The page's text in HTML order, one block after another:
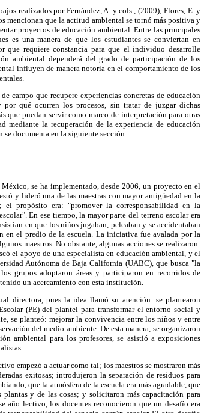
realizados por Fernández, A. y cols., (2009); Flores, E. y
mencionan que la actitud ambiental se tornó más positiva y
proyectos de educación ambiental. Entre las principales
es una manera de que los estudiantes se conviertan en
que requiere constancia para que el individuo desarrolle
ambiental dependerá del grado de participación de los
influyen de manera notoria en el comportamiento de los
campo que recupere experiencias concretas de educación
qué ocurren los procesos, sin tratar de juzgar dichas
que puedan servir como marco de interpretación para otras
mediante la recuperación de la experiencia de educación
documenta en la siguiente sección.
se ha implementado, desde 2006, un proyecto en el
y lideró una de las maestras con mayor antigüedad en la
el propósito era: "promover la corresponsabilidad en la
En ese tiempo, la mayor parte del terreno escolar era
en que los niños jugaban, peleaban y se accidentaban
en el predio de la escuela. La iniciativa fue avalada por la
maestros. No obstante, algunas acciones se realizaron:
el apoyo de una especialista en educación ambiental, y el
Autónoma de Baja California (UABC), que busca "la
grupos adoptaron áreas y participaron en recorridos de
un acercamiento con esta institución.
directora, pues la idea llamó su atención: se plantearon
(PE) del plantel para transformar el entorno social y
se planteó: mejorar la convivencia entre los niños y entre
del medio ambiente. De esta manera, se organizaron
ambiental para los profesores, se asistió a exposiciones
empezó a actuar como tal; los maestros se mostraron más
exitosas; introdujeron la separación de residuos para
que la atmósfera de la escuela era más agradable, que
y de las cosas; y solicitaron más capacitación para
año lectivo, los docentes reconocieron que un desafío era